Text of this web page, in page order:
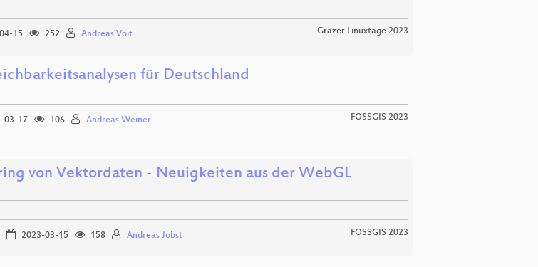
15 252 Andreas Voit Grazer Linuxtage 2023
für Deutschland
03-17 106 Andreas Weiner FOSSGIS 2023
von Vektordaten - Neuigkeiten aus der WebGL
2023-03-15 158 Andreas Jobst FOSSGIS 2023